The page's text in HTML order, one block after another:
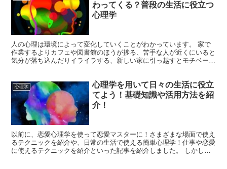
わってくる？普段の生活に役立つ
心理学
人の心理は環境によって変化していくことがわかっています。 家で
作業するよりカフェや図書館のほうが捗る、苦手な人が近くにいると
気分が落ち込んだりイライラする、新しい家に引っ越すとモチベーシ
心理学
心理学を用いて日々の生活に役立
てよう！基礎知識や活用方法を紹
介！
以前に、恋愛心理学を使って恋愛マスターに！さまざまな場面で使え
るテクニックを紹介や、日常の生活で使える簡単心理学！仕事や恋愛
に使えるテクニックを紹介といった記事を紹介しました。 しかし、